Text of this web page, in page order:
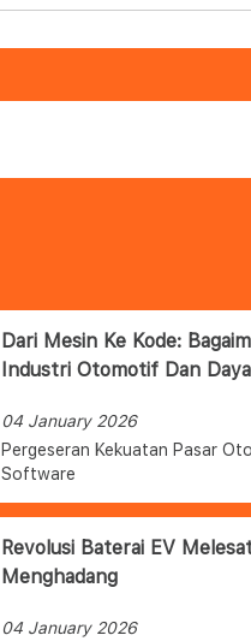
Dari Mesin Ke Kode:
Industri Otomotif Dan
04 January 2026
Pergeseran Kekuatan Pasar
Software
Revolusi Baterai EV
Menghadang
04 January 2026